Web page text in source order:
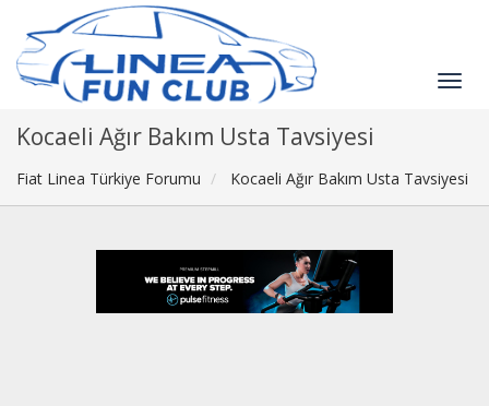
Kocaeli Ağır Bakım Usta Tavsiyesi
Fiat Linea Türkiye Forumu Kocaeli Ağır Bakım Usta Tavsiyesi